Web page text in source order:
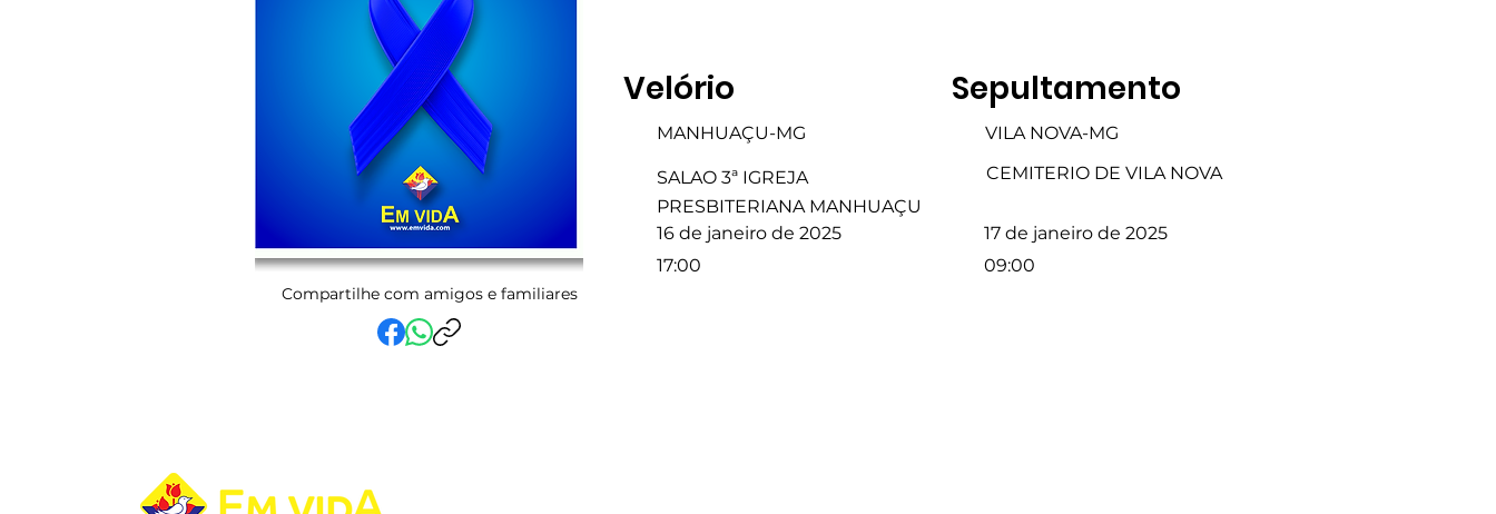
Compartilhe com amigos e familiares
Velório
MANHUAÇU-MG
SALAO 3ª IGREJA
PRESBITERIANA MANHUAÇU
16 de janeiro de 2025
17:00
Sepultamento
VILA NOVA-MG
CEMITERIO DE VILA NOVA
17 de janeiro de 2025
09:00